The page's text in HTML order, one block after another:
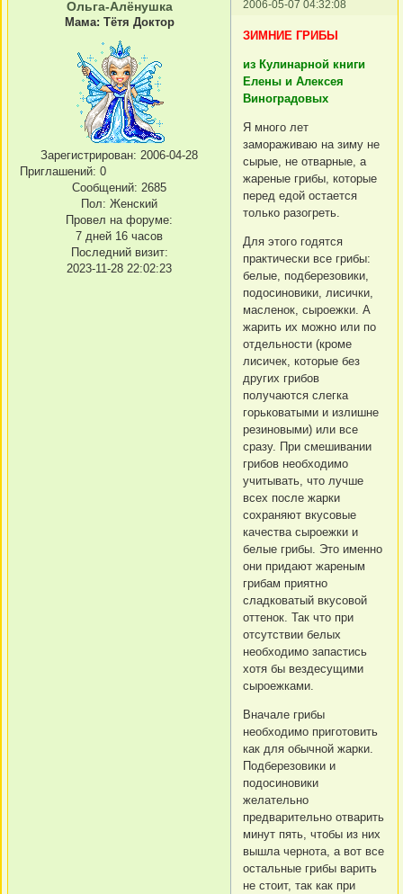
2006-05-07 04:32:08
Ольга-Алёнушка
Мама: Тётя Доктор
Зарегистрирован: 2006-04-28
Приглашений: 0
Сообщений: 2685
Пол: Женский
Провел на форуме:
7 дней 16 часов
Последний визит:
2023-11-28 22:02:23
ЗИМНИЕ ГРИБЫ
из Кулинарной книги
Елены и Алексея
Виноградовых
Я много лет
замораживаю на зиму не
сырые, не отварные, а
жареные грибы, которые
перед едой остается
только разогреть.
Для этого годятся
практически все грибы:
белые, подберезовики,
подосиновики, лисички,
масленок, сыроежки. А
жарить их можно или по
отдельности (кроме
лисичек, которые без
других грибов
получаются слегка
горьковатыми и излишне
резиновыми) или все
сразу. При смешивании
грибов необходимо
учитывать, что лучше
всех после жарки
сохраняют вкусовые
качества сыроежки и
белые грибы. Это именно
они придают жареным
грибам приятно
сладковатый вкусовой
оттенок. Так что при
отсутствии белых
необходимо запастись
хотя бы вездесущими
сыроежками.
Вначале грибы
необходимо приготовить
как для обычной жарки.
Подберезовики и
подосиновики
желательно
предварительно отварить
минут пять, чтобы из них
вышла чернота, а вот все
остальные грибы варить
не стоит, так как при